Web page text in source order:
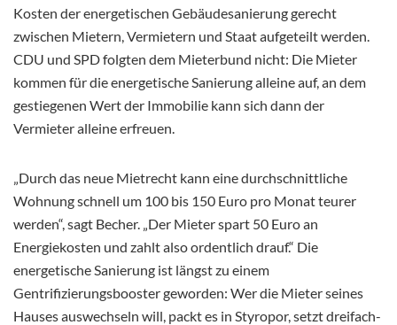
Kosten der energetischen Gebäudesanierung gerecht
zwischen Mietern, Vermietern und Staat aufgeteilt werden.
CDU und SPD folgten dem Mieterbund nicht: Die Mieter
kommen für die energetische Sanierung alleine auf, an dem
gestiegenen Wert der Immobilie kann sich dann der
Vermieter alleine erfreuen.
„Durch das neue Mietrecht kann eine durchschnittliche
Wohnung schnell um 100 bis 150 Euro pro Monat teurer
werden“, sagt Becher. „Der Mieter spart 50 Euro an
Energiekosten und zahlt also ordentlich drauf.“ Die
energetische Sanierung ist längst zu einem
Gentrifizierungsbooster geworden: Wer die Mieter seines
Hauses auswechseln will, packt es in Styropor, setzt dreifach-